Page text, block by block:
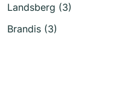
Landsberg (3)
Brandis (3)